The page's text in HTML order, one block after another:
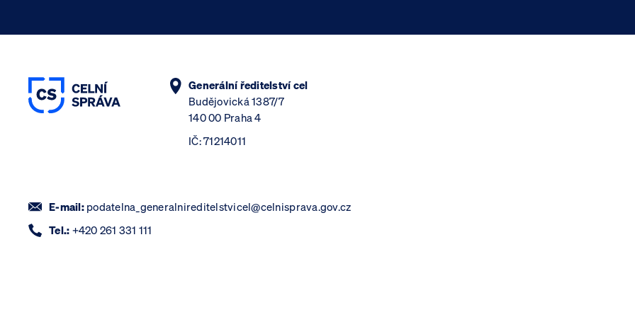
Generální ředitelství cel
Budějovická 1387/7
140 00 Praha 4
IČ: 71214011
E-mail: podatelna_generalnireditelstvicel@celnisprava.gov.cz
Tel.: +420 261 331 111